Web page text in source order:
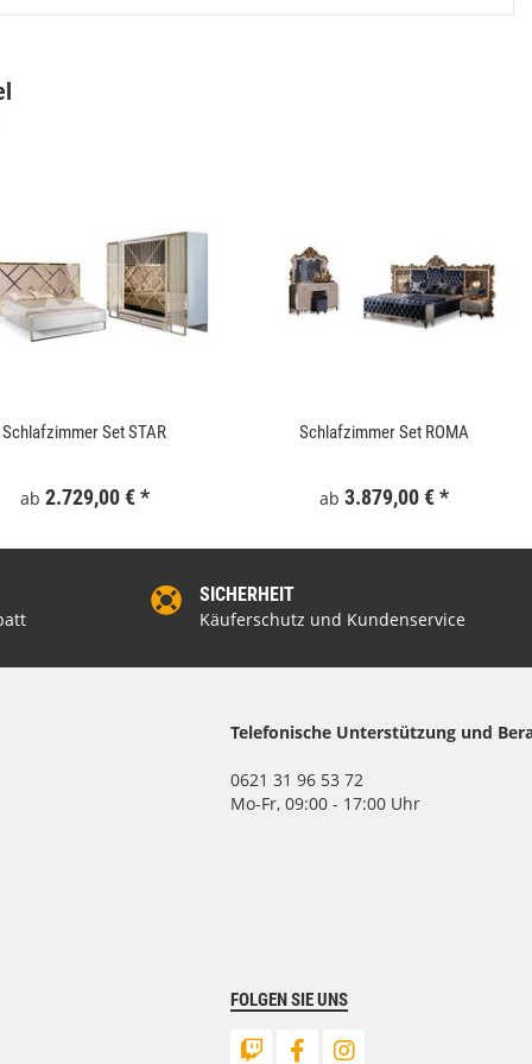
Schlafzimmer Set STAR
ab 2.729,00 € *
Schlafzimmer Set ROMA
ab 3.879,00 € *
159,99 €
SICHERHEIT
Käuferschutz und Kundenservice
Telefonische Unterstützung und
0621 31 96 53 72
Mo-Fr, 09:00 - 17:00 Uhr
FOLGEN SIE UNS